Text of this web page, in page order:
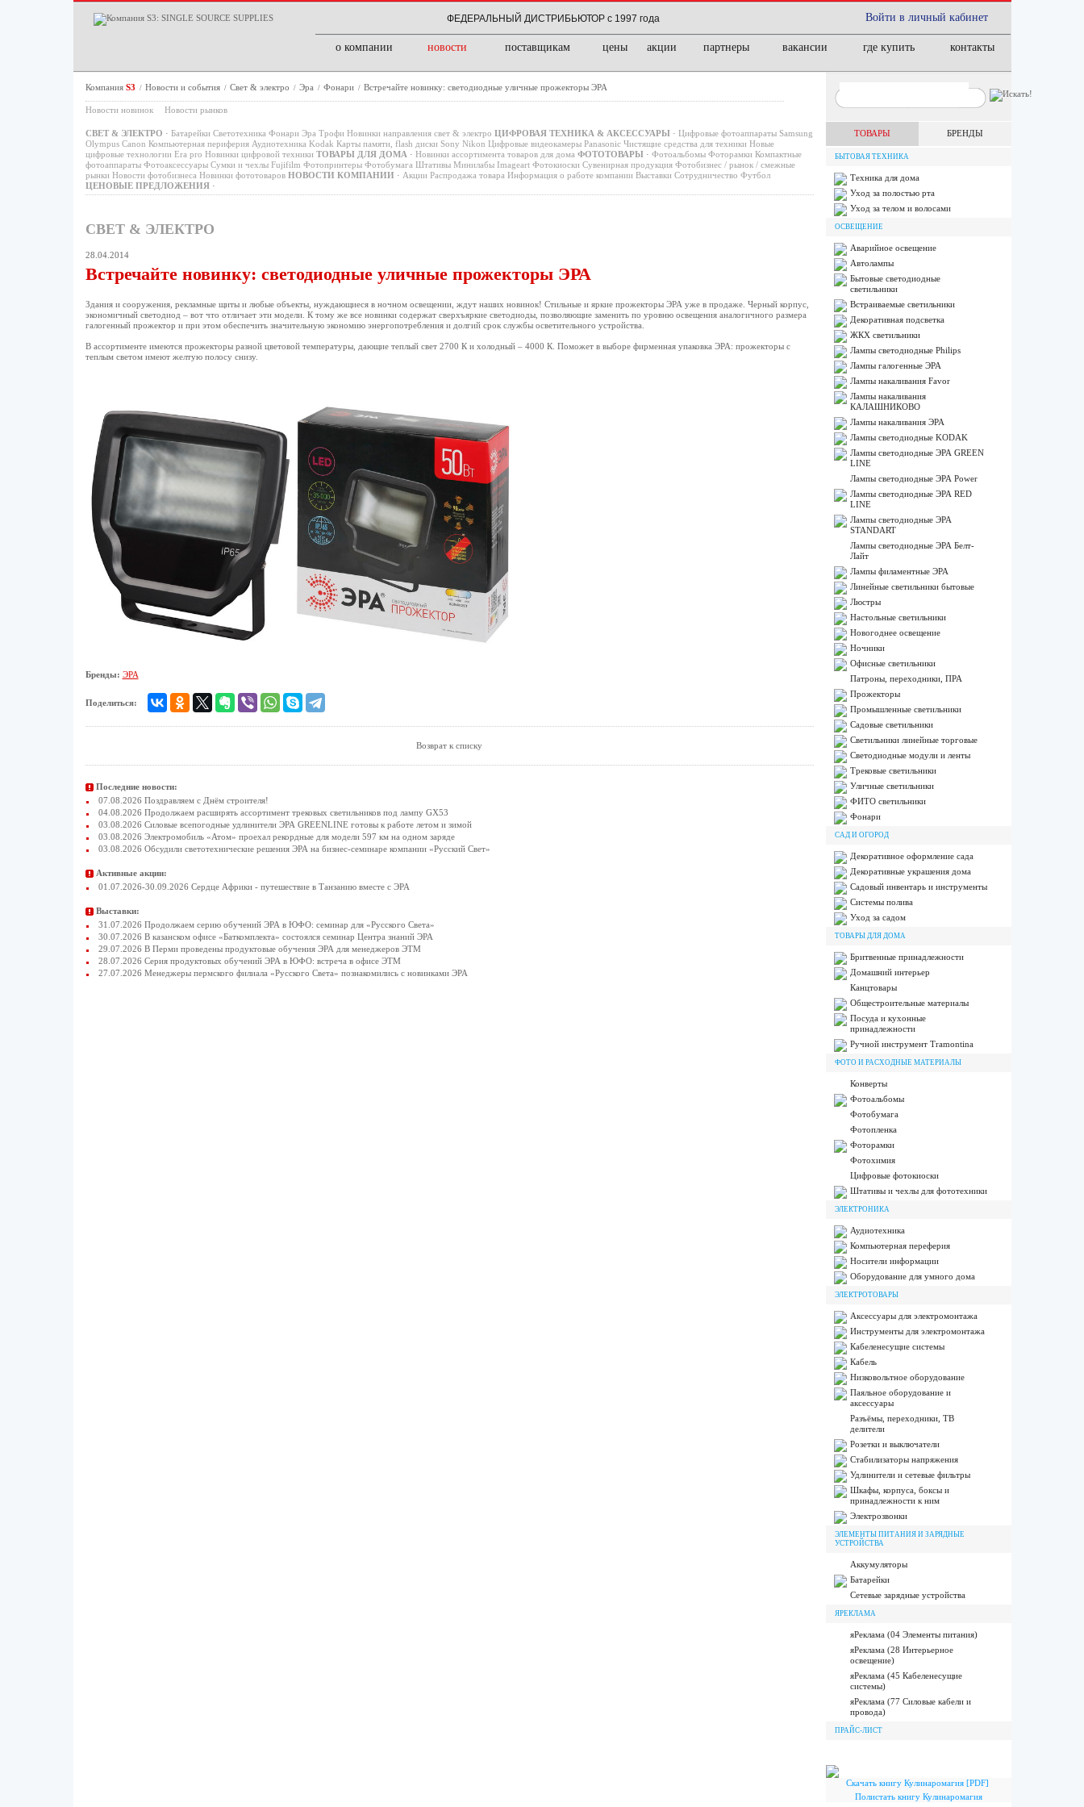
Войти в личный кабинет
ФЕДЕРАЛЬНЫЙ ДИСТРИБЬЮТОР с 1997 года
о компании новости поставщикам цены акции партнеры вакансии где купить контакты
Компания S3 / Новости и события / Свет & электро / Эра / Фонари / Встречайте новинку: светодиодные уличные прожекторы ЭРА
Новости новинок Новости рынков
СВЕТ & ЭЛЕКТРО · Батарейки Светотехника Фонари Эра Трофи Новинки направления свет & электро ЦИФРОВАЯ ТЕХНИКА & АКСЕССУАРЫ · Цифровые фотоаппараты Samsung
Olympus Canon Компьютерная периферия Аудиотехника Kodak Карты памяти, flash диски Sony Nikon Цифровые видеокамеры Panasonic Чистящие средства для техники Новые
цифровые технологии Era pro Новинки цифровой техники ТОВАРЫ ДЛЯ ДОМА · Новинки ассортимента товаров для дома ФОТОТОВАРЫ · Фотоальбомы Фоторамки Компактные
фотоаппараты Фотоаксессуары Сумки и чехлы Fujifilm Фотопринтеры Фотобумага Штативы Минилабы Imageart Фотокиоски Сувенирная продукция Фотобизнес / рынок / смежные
рынки Новости фотобизнеса Новинки фототоваров НОВОСТИ КОМПАНИИ · Акции Распродажа товара Информация о работе компании Выставки Сотрудничество Футбол
ЦЕНОВЫЕ ПРЕДЛОЖЕНИЯ ·
СВЕТ & ЭЛЕКТРО
28.04.2014
Встречайте новинку: светодиодные уличные прожекторы ЭРА
Здания и сооружения, рекламные щиты и любые объекты, нуждающиеся в ночном освещении, ждут наших новинок! Стильные и яркие прожекторы ЭРА уже в продаже. Черный корпус,
экономичный светодиод – вот что отличает эти модели. К тому же все новинки содержат сверхъяркие светодиоды, позволяющие заменить по уровню освещения аналогичного размера
галогенный прожектор и при этом обеспечить значительную экономию энергопотребления и долгий срок службы осветительного устройства.
В ассортименте имеются прожекторы разной цветовой температуры, дающие теплый свет 2700 К и холодный – 4000 К. Поможет в выборе фирменная упаковка ЭРА: прожекторы с
теплым светом имеют желтую полосу снизу.
Бренды: ЭРА
Поделиться:
Возврат к списку
Последние новости:
07.08.2026 Поздравляем с Днём строителя!
04.08.2026 Продолжаем расширять ассортимент трековых светильников под лампу GX53
03.08.2026 Силовые всепогодные удлинители ЭРА GREENLINE готовы к работе летом и зимой
03.08.2026 Электромобиль «Атом» проехал рекордные для модели 597 км на одном заряде
03.08.2026 Обсудили светотехнические решения ЭРА на бизнес-семинаре компании «Русский Свет»
Активные акции:
01.07.2026-30.09.2026 Сердце Африки - путешествие в Танзанию вместе с ЭРА
Выставки:
31.07.2026 Продолжаем серию обучений ЭРА в ЮФО: семинар для «Русского Света»
30.07.2026 В казанском офисе «Баткомплекта» состоялся семинар Центра знаний ЭРА
29.07.2026 В Перми проведены продуктовые обучения ЭРА для менеджеров ЭТМ
28.07.2026 Серия продуктовых обучений ЭРА в ЮФО: встреча в офисе ЭТМ
27.07.2026 Менеджеры пермского филиала «Русского Света» познакомились с новинками ЭРА
ТОВАРЫ БРЕНДЫ
БЫТОВАЯ ТЕХНИКА
Техника для дома
Уход за полостью рта
Уход за телом и волосами
ОСВЕЩЕНИЕ
Аварийное освещение
Автолампы
Бытовые светодиодные
светильники
Встраиваемые светильники
Декоративная подсветка
ЖКХ светильники
Лампы cветодиодные Philips
Лампы галогенные ЭРА
Лампы накаливания Favor
Лампы накаливания
КАЛАШНИКОВО
Лампы накаливания ЭРА
Лампы светодиодные KODAK
Лампы светодиодные ЭРА GREEN
LINE
Лампы светодиодные ЭРА Power
Лампы светодиодные ЭРА RED
LINE
Лампы светодиодные ЭРА
STANDART
Лампы светодиодные ЭРА Белт-
Лайт
Лампы филаментные ЭРА
Линейные светильники бытовые
Люстры
Настольные светильники
Новогоднее освещение
Ночники
Офисные светильники
Патроны, переходники, ПРА
Прожекторы
Промышленные светильники
Садовые светильники
Светильники линейные торговые
Светодиодные модули и ленты
Трековые светильники
Уличные светильники
ФИТО светильники
Фонари
САД И ОГОРОД
Декоративное оформление сада
Декоративные украшения дома
Садовый инвентарь и инструменты
Системы полива
Уход за садом
ТОВАРЫ ДЛЯ ДОМА
Бритвенные принадлежности
Домашний интерьер
Канцтовары
Общестроительные материалы
Посуда и кухонные
принадлежности
Ручной инструмент Tramontina
ФОТО И РАСХОДНЫЕ МАТЕРИАЛЫ
Конверты
Фотоальбомы
Фотобумага
Фотопленка
Фоторамки
Фотохимия
Цифровые фотокиоски
Штативы и чехлы для фототехники
ЭЛЕКТРОНИКА
Аудиотехника
Компьютерная переферия
Носители информации
Оборудование для умного дома
ЭЛЕКТРОТОВАРЫ
Аксессуары для электромонтажа
Инструменты для электромонтажа
Кабеленесущие системы
Кабель
Низковольтное оборудование
Паяльное оборудование и
аксессуары
Разъёмы, переходники, ТВ
делители
Розетки и выключатели
Стабилизаторы напряжения
Удлинители и сетевые фильтры
Шкафы, корпуса, боксы и
принадлежности к ним
Электрозвонки
ЭЛЕМЕНТЫ ПИТАНИЯ И ЗАРЯДНЫЕ
УСТРОЙСТВА
Аккумуляторы
Батарейки
Сетевые зарядные устройства
ЯРЕКЛАМА
яРеклама (04 Элементы питания)
яРеклама (28 Интерьерное
освещение)
яРеклама (45 Кабеленесущие
системы)
яРеклама (77 Силовые кабели и
провода)
ПРАЙС-ЛИСТ
Скачать книгу Кулинаромагия [PDF]
Полистать книгу Кулинаромагия